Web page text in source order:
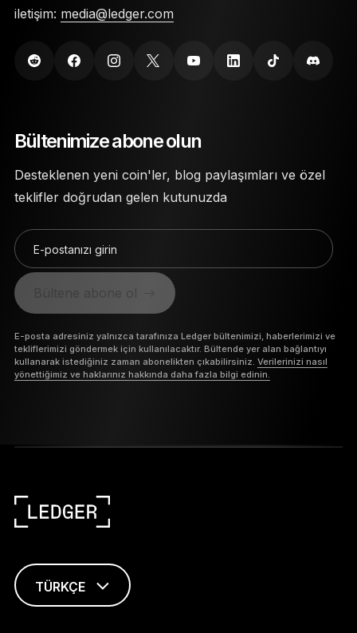
iletişim: media@ledger.com
Bültenimize abone olun
Desteklenen yeni coin'ler, blog paylaşımları ve özel
teklifler doğrudan gelen kutunuzda
E-postanızı girin
E-posta adresiniz yalnızca tarafınıza Ledger bültenimizi, haberlerimizi ve
tekliflerimizi göndermek için kullanılacaktır. Bültende yer alan bağlantıyı
kullanarak istediğiniz zaman abonelikten çıkabilirsiniz. Verilerinizi nasıl
yönettiğimiz ve haklarınız hakkında daha fazla bilgi edinin.
TÜRKÇE